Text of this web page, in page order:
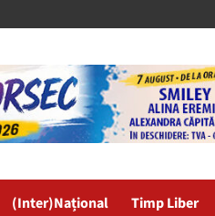
(Inter)Național Timp Liber